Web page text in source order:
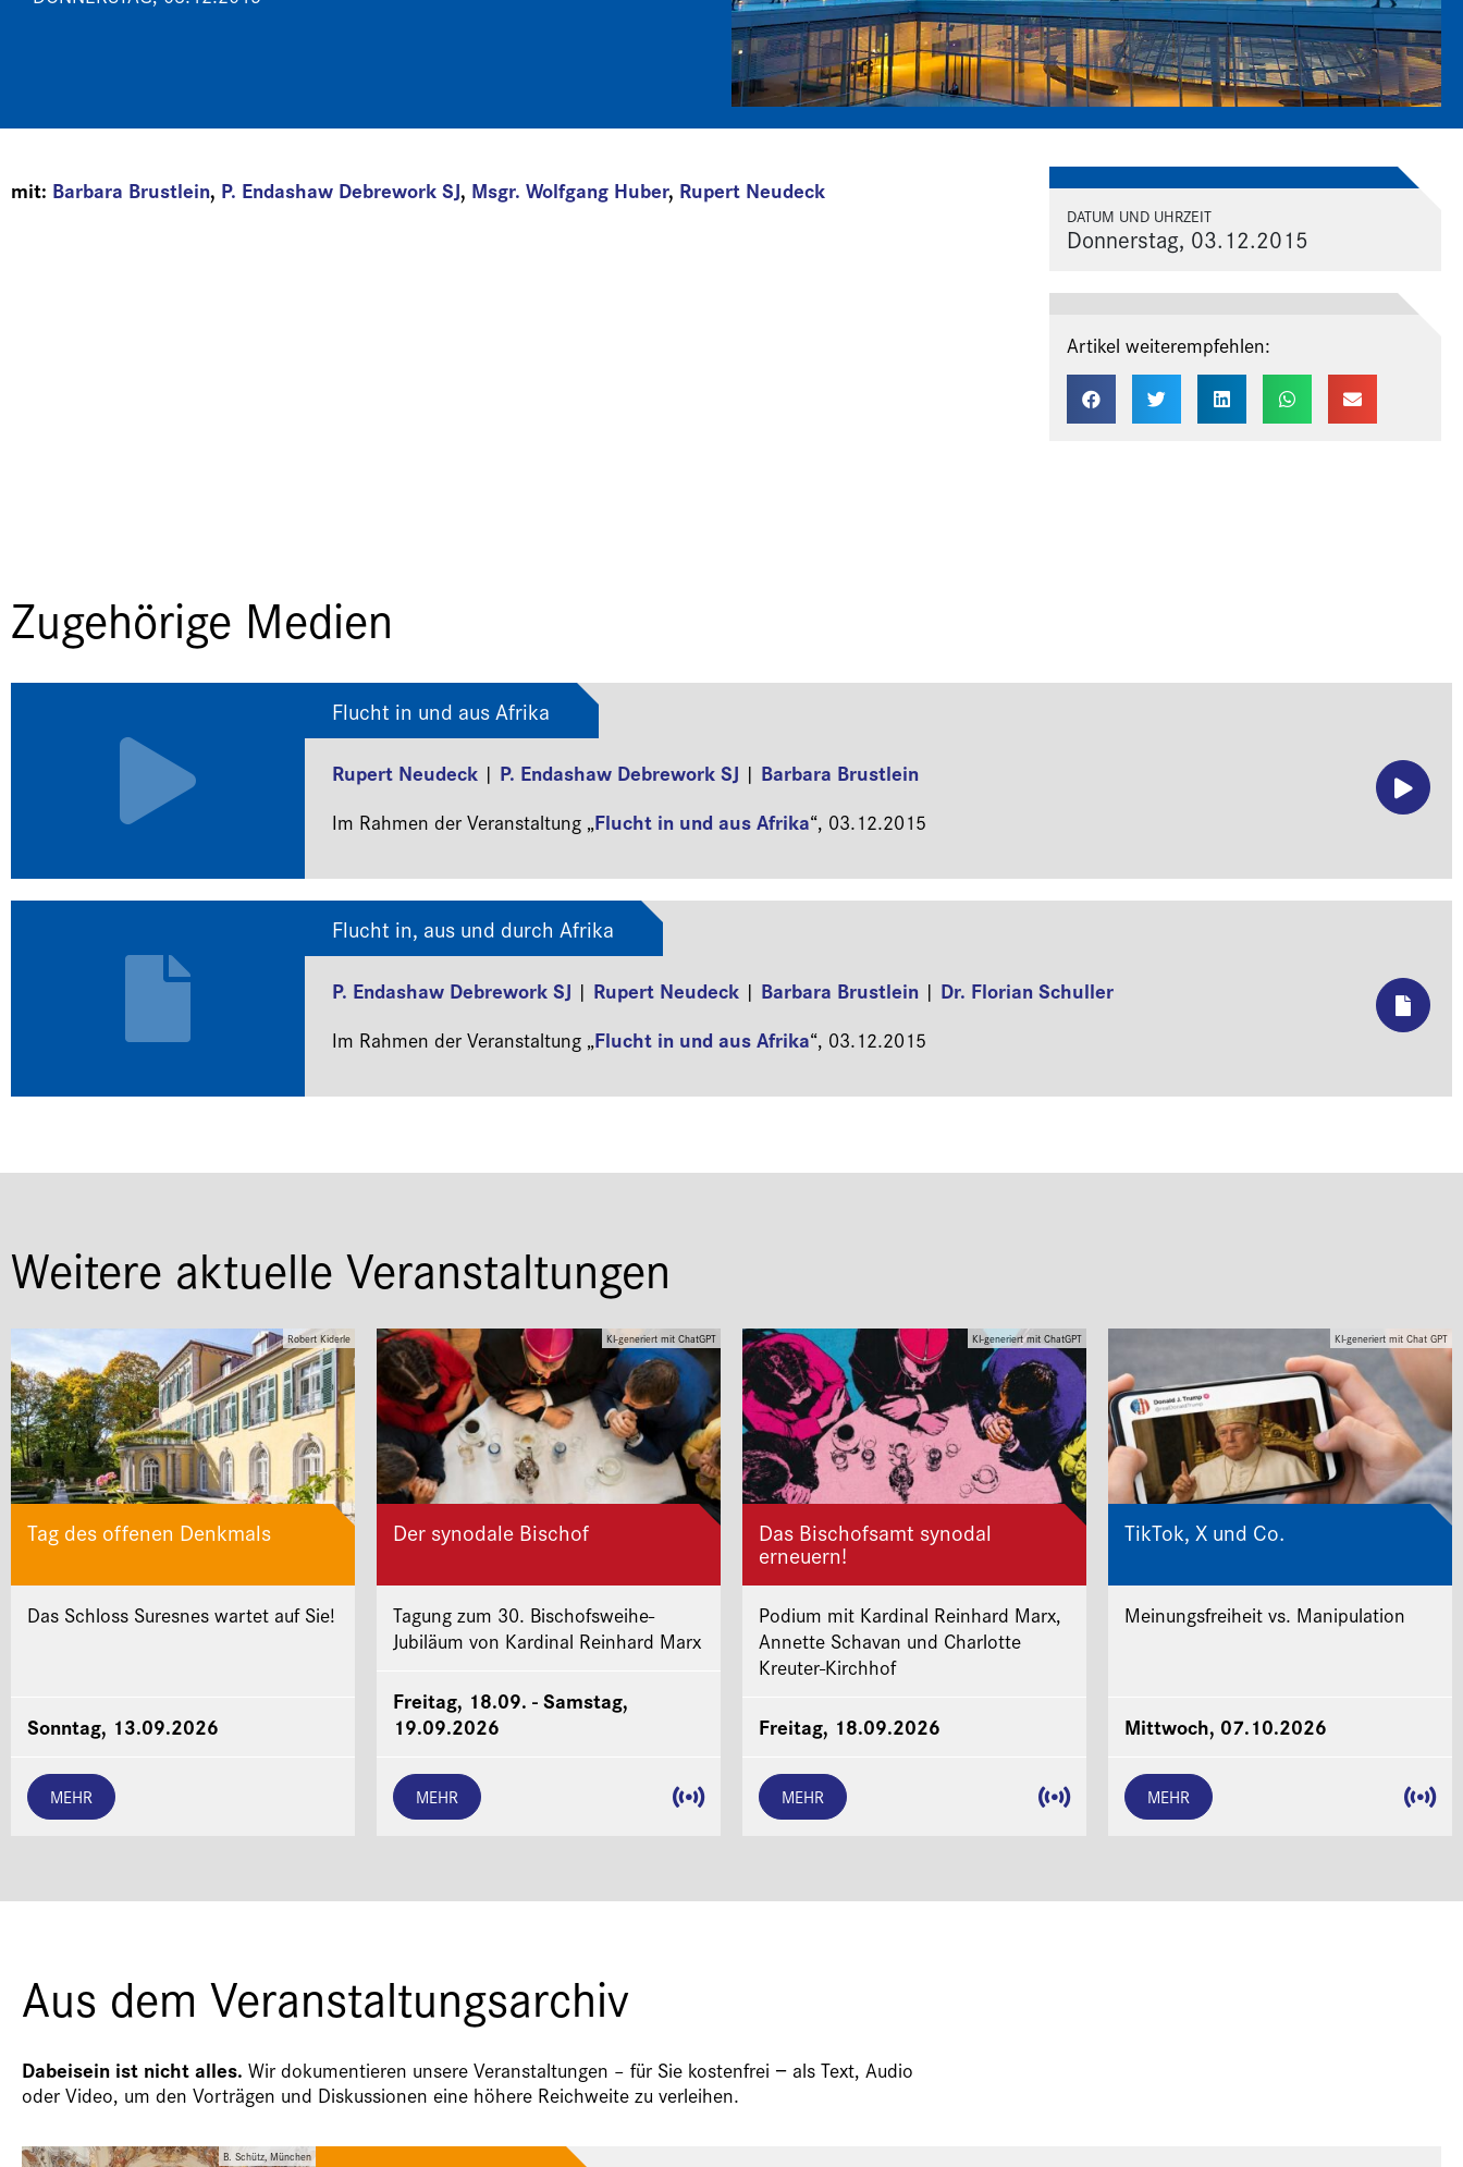
mit: Barbara Brustlein, P. Endashaw Debrework SJ, Msgr. Wolfgang Huber, Rupert Neudeck
DATUM UND UHRZEIT
Donnerstag, 03.12.2015
Artikel weiterempfehlen:
Zugehörige Medien
Flucht in und aus Afrika
Rupert Neudeck | P. Endashaw Debrework SJ | Barbara Brustlein
Im Rahmen der Veranstaltung „Flucht in und aus Afrika“, 03.12.2015
Flucht in, aus und durch Afrika
P. Endashaw Debrework SJ | Rupert Neudeck | Barbara Brustlein | Dr. Florian Schuller
Im Rahmen der Veranstaltung „Flucht in und aus Afrika“, 03.12.2015
Weitere aktuelle Veranstaltungen
Robert Kiderle
Tag des offenen Denkmals
Das Schloss Suresnes wartet auf Sie!
Sonntag, 13.09.2026
MEHR
KI-generiert mit ChatGPT
Der synodale Bischof
Tagung zum 30. Bischofsweihe-
Jubiläum von Kardinal Reinhard Marx
Freitag, 18.09. - Samstag,
19.09.2026
MEHR
KI-generiert mit ChatGPT
Das Bischofsamt synodal
erneuern!
Podium mit Kardinal Reinhard Marx,
Annette Schavan und Charlotte
Kreuter-Kirchhof
Freitag, 18.09.2026
MEHR
KI-generiert mit Chat GPT
TikTok, X und Co.
Meinungsfreiheit vs. Manipulation
Mittwoch, 07.10.2026
MEHR
Aus dem Veranstaltungsarchiv
Dabeisein ist nicht alles. Wir dokumentieren unsere Veranstaltungen – für Sie kostenfrei − als Text, Audio
oder Video, um den Vorträgen und Diskussionen eine höhere Reichweite zu verleihen.
B. Schütz, München